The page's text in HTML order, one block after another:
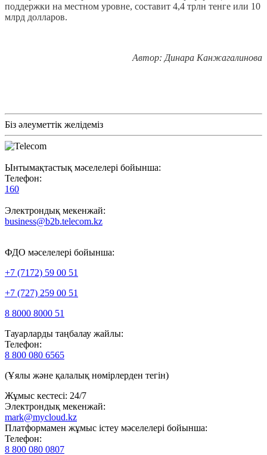
поддержки на местном уровне, составит 4,4 трлн тенге или 10
млрд долларов.
Автор: Динара Канжагалинова
Біз әлеуметтік желідеміз
Ынтымақтастық мәселелері бойынша:
Телефон:
160
Электрондық мекенжай:
business@b2b.telecom.kz
ФДО мәселелері бойынша:
+7 (7172) 59 00 51
+7 (727) 259 00 51
8 8000 8000 51
Тауарларды таңбалау жайлы:
Телефон:
8 800 080 6565
(Ұялы және қалалық нөмірлерден тегін)
Жұмыс кестесі: 24/7
Электрондық мекенжай:
mark@mycloud.kz
Платформамен жұмыс істеу мәселелері бойынша:
Телефон:
8 800 080 0807